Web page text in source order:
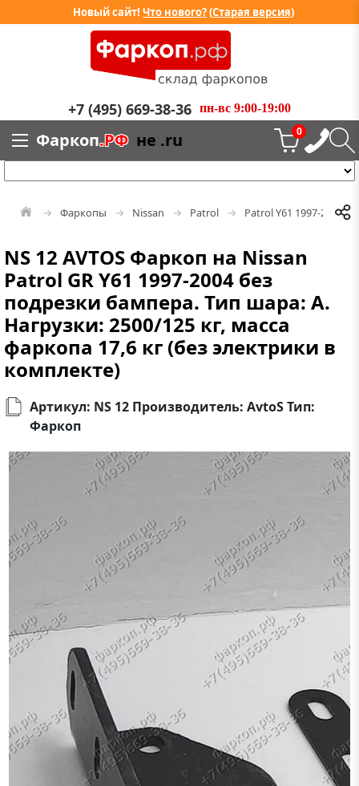
Новый сайт! Что нового?(Старая версия)
+7 (495) 669-38-36 пн-вс 9:00-19:00
Фаркоп.РФ не .ru 0
Фаркопы Nissan Patrol Patrol Y61 1997-2010
NS 12 AVTOS Фаркоп на Nissan
Patrol GR Y61 1997-2004 без
подрезки бампера. Тип шара: A.
Нагрузки: 2500/125 кг, масса
фаркопа 17,6 кг (без электрики в
комплекте)
Артикул: NS 12 Производитель: AvtoS Тип:
Фаркоп